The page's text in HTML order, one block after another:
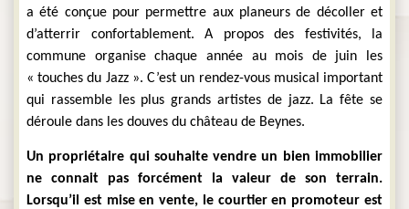
a été conçue pour permettre aux planeurs de décoller et
d’atterrir confortablement. A propos des festivités, la
commune organise chaque année au mois de juin les
« touches du Jazz ». C’est un rendez-vous musical important
qui rassemble les plus grands artistes de jazz. La fête se
déroule dans les douves du château de Beynes.
Un propriétaire qui souhaite vendre un bien immobilier
ne connait pas forcément la valeur de son terrain.
Lorsqu’il est mise en vente, le courtier en promoteur est